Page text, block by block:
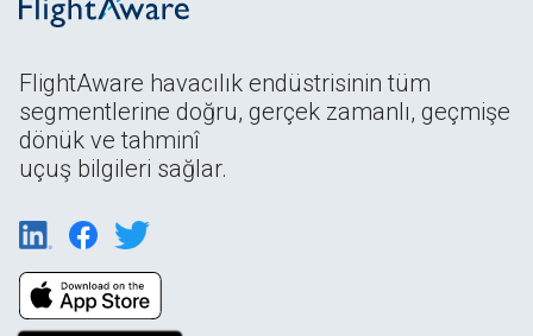
FlightAware havacılık endüstrisinin tüm
segmentlerine doğru, gerçek zamanlı, geçmişe
dönük ve tahminî
uçuş bilgileri sağlar.